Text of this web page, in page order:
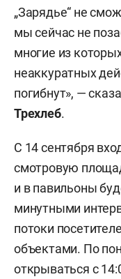
„Зарядье“ не
мы сейчас не
многие из
неаккуратных
погибнут», —
Трехлеб.
С 14 сентября
смотровую
и в павильоны
минутными
потоки
объектами. По
открываться с